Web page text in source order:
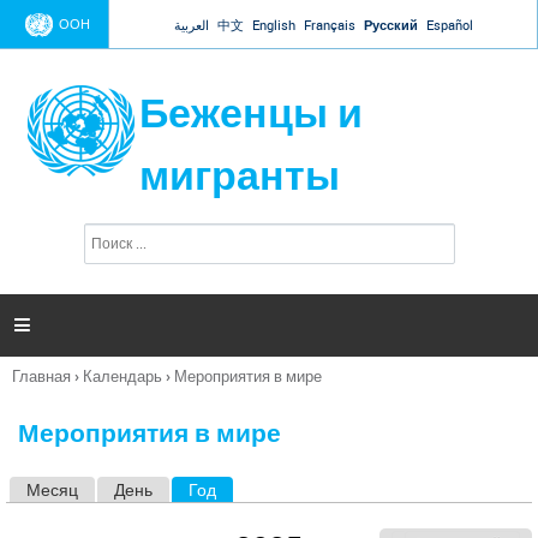
Jump to navigation
ООН العربية 中文 English Français Русский Español
Беженцы и
мигранты
п
и

Вы
Главная › Календарь › Мероприятия в мире
Мероприятия в мире
Месяц День Год